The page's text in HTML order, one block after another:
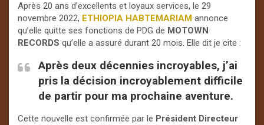
Après 20 ans d’excellents et loyaux services, le 29
novembre 2022, ETHIOPIA HABTEMARIAM annonce
qu’elle quitte ses fonctions de PDG de MOTOWN
RECORDS qu’elle a assuré durant 20 mois. Elle dit je cite :
Après deux décennies incroyables, j’ai
pris la décision incroyablement difficile
de partir pour ma prochaine aventure.
Cette nouvelle est confirmée par le Président Directeur